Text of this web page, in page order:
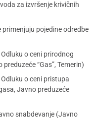
za izvršenje krivičnih
primenjuju pojedine odredbe
o ceni prirodnog
“Gas”, Temerin)
o ceni pristupa
Javno preduzeće
snabdevanje (Javno